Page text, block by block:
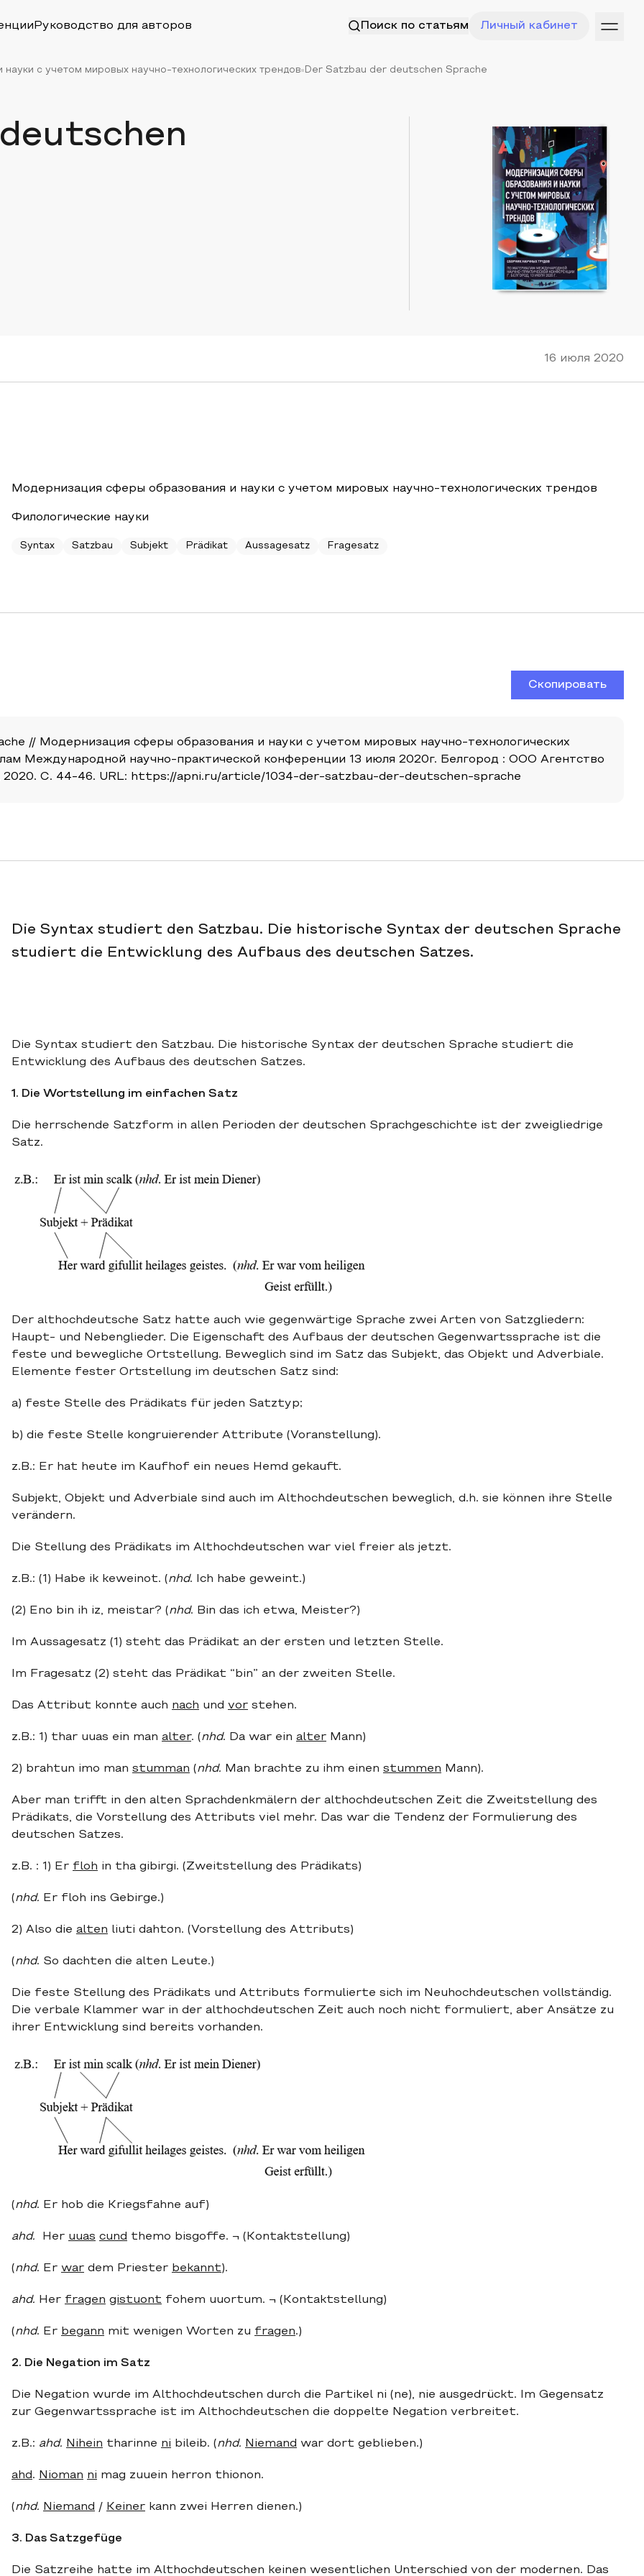
Руководство для авторов Поиск по статьям Личный кабинет
с учетом мировых научно-технологических трендов Der Satzbau der deutschen Sprache
16 июля 2020
Модернизация сферы образования и науки с учетом мировых научно-технологических трендов
Филологические науки
Syntax Satzbau Subjekt Prädikat Aussagesatz Fragesatz
Скопировать
// Модернизация сферы образования и науки с учетом мировых научно-технологических
Международной научно-практической конференции 13 июля 2020г. Белгород : ООО Агентство
2020. С. 44-46. URL: https://apni.ru/article/1034-der-satzbau-der-deutschen-sprache
Die Syntax studiert den Satzbau. Die historische Syntax der deutschen Sprache
studiert die Entwicklung des Aufbaus des deutschen Satzes.
Die Syntax studiert den Satzbau. Die historische Syntax der deutschen Sprache studiert die
Entwicklung des Aufbaus des deutschen Satzes.
1. Die Wortstellung im einfachen Satz
Die herrschende Satzform in allen Perioden der deutschen Sprachgeschichte ist der zweigliedrige
Satz.
Der althochdeutsche Satz hatte auch wie gegenwärtige Sprache zwei Arten von Satzgliedern:
Haupt- und Nebenglieder. Die Eigenschaft des Aufbaus der deutschen Gegenwartssprache ist die
feste und bewegliche Ortstellung. Beweglich sind im Satz das Subjekt, das Objekt und Adverbiale.
Elemente fester Ortstellung im deutschen Satz sind:
a) feste Stelle des Prädikats für jeden Satztyp;
b) die feste Stelle kongruierender Attribute (Voranstellung).
z.B.: Er hat heute im Kaufhof ein neues Hemd gekauft.
Subjekt, Objekt und Adverbiale sind auch im Althochdeutschen beweglich, d.h. sie können ihre Stelle
verändern.
Die Stellung des Prädikats im Althochdeutschen war viel freier als jetzt.
z.B.: (1) Habe ik keweinot. ( nhd. Ich habe geweint.)
(2) Eno bin ih iz, meistar? ( nhd. Bin das ich etwa, Meister?)
Im Aussagesatz (1) steht das Prädikat an der ersten und letzten Stelle.
Im Fragesatz (2) steht das Prädikat “bin” an der zweiten Stelle.
Das Attribut konnte auch nach und vor stehen.
z.B.: 1) thar uuas ein man alter. ( nhd. Da war ein alter Mann)
2) brahtun imo man stumman ( nhd. Man brachte zu ihm einen stummen Mann).
Aber man trifft in den alten Sprachdenkmälern der althochdeutschen Zeit die Zweitstellung des
Prädikats, die Vorstellung des Attributs viel mehr. Das war die Tendenz der Formulierung des
deutschen Satzes.
z.B. : 1) Er floh in tha gibirgi. (Zweitstellung des Prädikats)
( nhd. Er floh ins Gebirge.)
2) Also die alten liuti dahton. (Vorstellung des Attributs)
( nhd. So dachten die alten Leute.)
Die feste Stellung des Prädikats und Attributs formulierte sich im Neuhochdeutschen vollständig.
Die verbale Klammer war in der althochdeutschen Zeit auch noch nicht formuliert, aber Ansätze zu
ihrer Entwicklung sind bereits vorhanden.
( nhd. Er hob die Kriegsfahne auf)
ahd. Her uuas cund themo bisgoffe. ¬ (Kontaktstellung)
( nhd. Er war dem Priester bekannt ).
ahd. Her fragen gistuont fohem uuortum. ¬ (Kontaktstellung)
( nhd. Er begann mit wenigen Worten zu fragen.)
2. Die Negation im Satz
Die Negation wurde im Althochdeutschen durch die Partikel ni (ne), nie ausgedrückt. Im Gegensatz
zur Gegenwartssprache ist im Althochdeutschen die doppelte Negation verbreitet.
z.B.: ahd. Nihein tharinne ni bileib. ( nhd. Niemand war dort geblieben.)
ahd . Nioman ni mag zuuein herron thionon.
( nhd. Niemand / Keiner kann zwei Herren dienen.)
3. Das Satzgefüge
Die Satzreihe hatte im Althochdeutschen keinen wesentlichen Unterschied von der modernen. Das